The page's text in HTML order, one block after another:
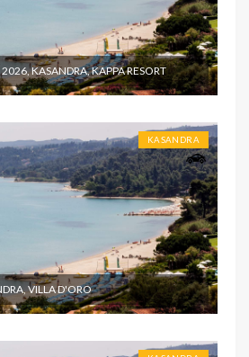
KASANDRA, KAPPA RESORT
KASANDRA
VILLA D'ORO